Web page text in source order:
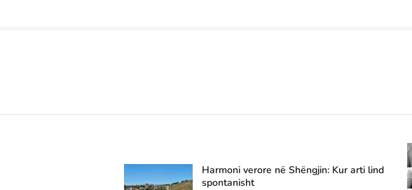
Harmoni verore në Shëngjin: Kur arti lind
spontanisht